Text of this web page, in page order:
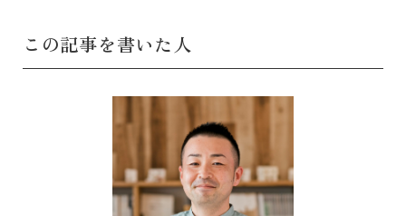
この記事を書いた人